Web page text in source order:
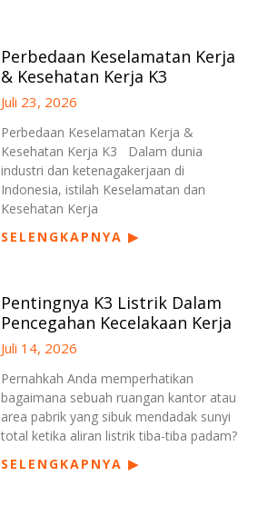
Perbedaan Keselamatan Kerja
& Kesehatan Kerja K3
Juli 23, 2026
Perbedaan Keselamatan Kerja &
Kesehatan Kerja K3 Dalam dunia
industri dan ketenagakerjaan di
Indonesia, istilah Keselamatan dan
Kesehatan Kerja
SELENGKAPNYA ▶
Pentingnya K3 Listrik Dalam
Pencegahan Kecelakaan Kerja
Juli 14, 2026
Pernahkah Anda memperhatikan
bagaimana sebuah ruangan kantor atau
area pabrik yang sibuk mendadak sunyi
total ketika aliran listrik tiba-tiba padam?
SELENGKAPNYA ▶